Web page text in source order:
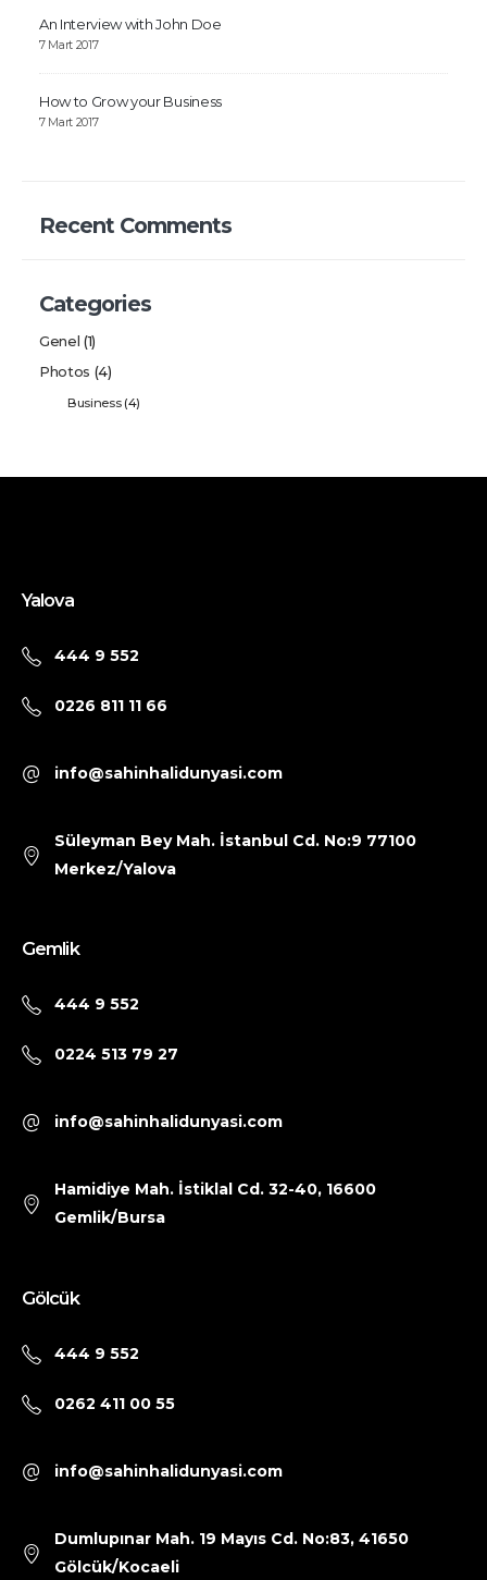
An Interview with John Doe
7 Mart 2017
How to Grow your Business
7 Mart 2017
Recent Comments
Categories
Genel (1)
Photos (4)
Business(4)
Yalova
444 9 552
0226 811 11 66
info@sahinhalidunyasi.com
Süleyman Bey Mah. İstanbul Cd. No:9 77100
Merkez/Yalova
Gemlik
444 9 552
0224 513 79 27
info@sahinhalidunyasi.com
Hamidiye Mah. İstiklal Cd. 32-40, 16600
Gemlik/Bursa
Gölcük
444 9 552
0262 411 00 55
info@sahinhalidunyasi.com
Dumlupınar Mah. 19 Mayıs Cd. No:83, 41650
Gölcük/Kocaeli